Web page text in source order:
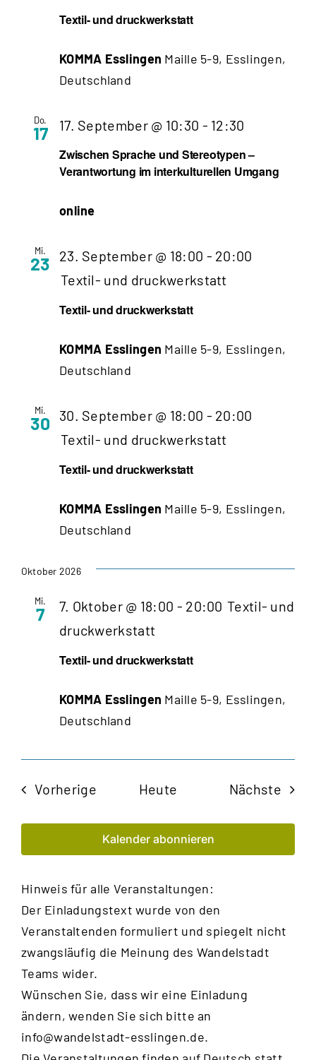
Textil- und druckwerkstatt
KOMMA Esslingen Maille 5-9, Esslingen,
Deutschland
Do.
17
Zwischen Sprache und Stereotypen –
Verantwortung im interkulturellen Umgang
17. September @ 10:30 - 12:30
online
Mi.
23
Textil- und druckwerkstatt
23. September @ 18:00 - 20:00
Textil- und druckwerkstatt
KOMMA Esslingen Maille 5-9, Esslingen,
Deutschland
Mi.
30
Textil- und druckwerkstatt
30. September @ 18:00 - 20:00
Textil- und druckwerkstatt
KOMMA Esslingen Maille 5-9, Esslingen,
Deutschland
Oktober 2026
Mi.
7
Textil- und druckwerkstatt
7. Oktober @ 18:00 - 20:00 Textil- und
druckwerkstatt
KOMMA Esslingen Maille 5-9, Esslingen,
Deutschland
VorherigeVeranstaltungen
Heute Nächste
Kalender abonnieren
Hinweis für alle Veranstaltungen:
Der Einladungstext wurde von den
Veranstaltenden formuliert und spiegelt nicht
zwangsläufig die Meinung des Wandelstadt
Teams wider.
Wünschen Sie, dass wir eine Einladung
ändern, wenden Sie sich bitte an
info@wandelstadt-esslingen.de.